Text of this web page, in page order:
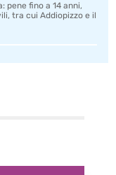
pene fino a 14 anni,
tra cui Addiopizzo e il